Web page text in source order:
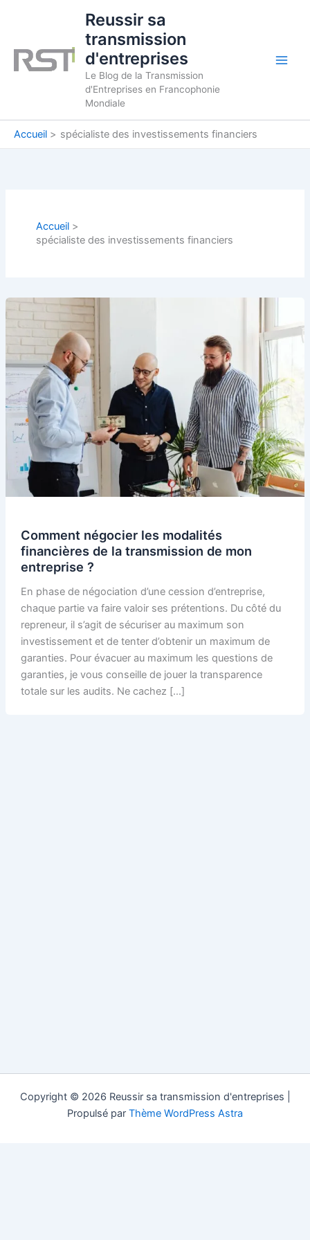
Reussir sa
transmission
d'entreprises
Le Blog de la Transmission
d'Entreprises en Francophonie
Mondiale
Accueil spécialiste des investissements financiers
Accueil
spécialiste des investissements financiers
Comment négocier les modalités
financières de la transmission de mon
entreprise ?
En phase de négociation d’une cession d’entreprise,
chaque partie va faire valoir ses prétentions. Du côté du
repreneur, il s’agit de sécuriser au maximum son
investissement et de tenter d’obtenir un maximum de
garanties. Pour évacuer au maximum les questions de
garanties, je vous conseille de jouer la transparence
totale sur les audits. Ne cachez […]
Copyright © 2026 Reussir sa transmission d'entreprises |
Propulsé par Thème WordPress Astra